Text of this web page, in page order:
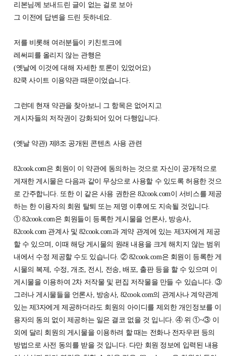
리본님께 보내드린 글이 없는 걸로 보아
그 이전에 답변을 드린 듯하네요.
저를 비롯해 여러분들이 키친토크에
레써피를 올리지 않는 관행은
(옛날에 이것에 대해 자세한 토론이 있었어요)
82쿡 사이트 이용약관 때문이었습니다.
그런데 현재 약관을 찾아보니 그 항목은 없어지고
게시자들의 저작권이 강화되어 있어 다행입니다.
(옛날 약관) 제8조 공개된 콘텐츠 사용 관련
82cook.com은 회원이 이 약관에 동의하는 것으로 자신이 공개적으로
게재한 게시물은 다음과 같이 무상으로 사용할 수 있도록 허용한 것으
로 간주합니다. 또한 이 같은 사용 권한은 82cook.com이 서비스를 제공
하는 한 이용자의 회원 탈퇴 또는 제명 이후에도 지속될 것입니다.
① 82cook.com은 회원들이 등록한 게시물을 언론사, 방송사,
82cook.com 관계사 및 82cook.com과 계약 관계에 있는 제3자에게 제공
할 수 있으며, 이때 해당 게시물의 원래 내용을 크게 해치지 않는 범위
내에서 수정 제공할 수도 있습니다. ② 82cook.com은 회원이 등록한 게
시물의 복제, 수정, 개조, 전시, 전송, 배포, 출판 등을 할 수 있으며 이
게시물을 이용하여 2차 저작물 및 편집 저작물을 만들 수 있습니다. ③
그러나 게시물들을 언론사, 방송사, 82cook.com의 관계사나 계약관계
있는 제3자에게 제공하더라도 회원의 아이디를 제외한 개인정보를 이
용자의 동의 없이 제공하는 일은 결코 없을 것 입니다. ④ 위 ①~③ 이
외에 달리 회원의 게시물을 이용하려 할 때는 전화나 전자우편 등의
방법으로 사전 동의를 받을 것 입니다. 다만 회원 정보에 입력된 내용